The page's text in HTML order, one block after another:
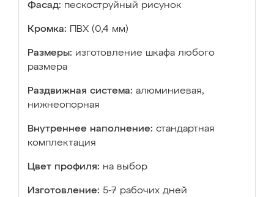
Фасад: пескоструйный рисунок
Кромка: ПВХ (0,4 мм)
Размеры: изготовление шкафа любого
размера
Раздвижная система: алюминиевая,
нижнеопорная
Внутреннее наполнение: стандартная
комплектация
Цвет профиля: на выбор
Изготовление: 5-7 рабочих дней